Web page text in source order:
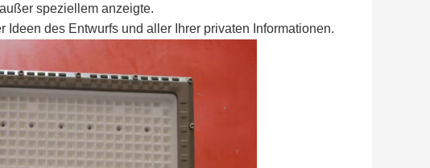
speziellem anzeigte.
des Entwurfs und aller Ihrer privaten Informationen.